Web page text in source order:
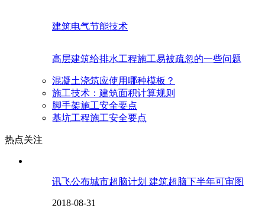
建筑电气节能技术
高层建筑给排水工程施工易被疏忽的一些问题
混凝土浇筑应使用哪种模板？
施工技术：建筑面积计算规则
脚手架施工安全要点
基坑工程施工安全要点
热点关注
讯飞公布城市超脑计划 建筑超脑下半年可审图
2018-08-31